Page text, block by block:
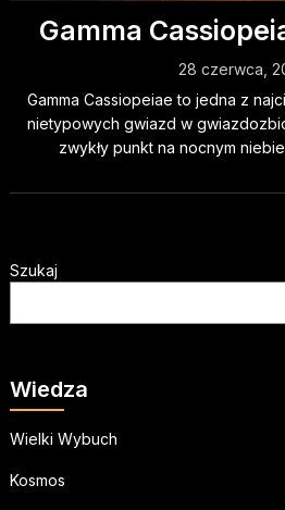
Gamma
28 czerwca,
Gamma Cassiopeiae to jedna z
nietypowych gwiazd w
zwykły punkt na nocnym
Szukaj
Wiedza
Wielki Wybuch
Kosmos